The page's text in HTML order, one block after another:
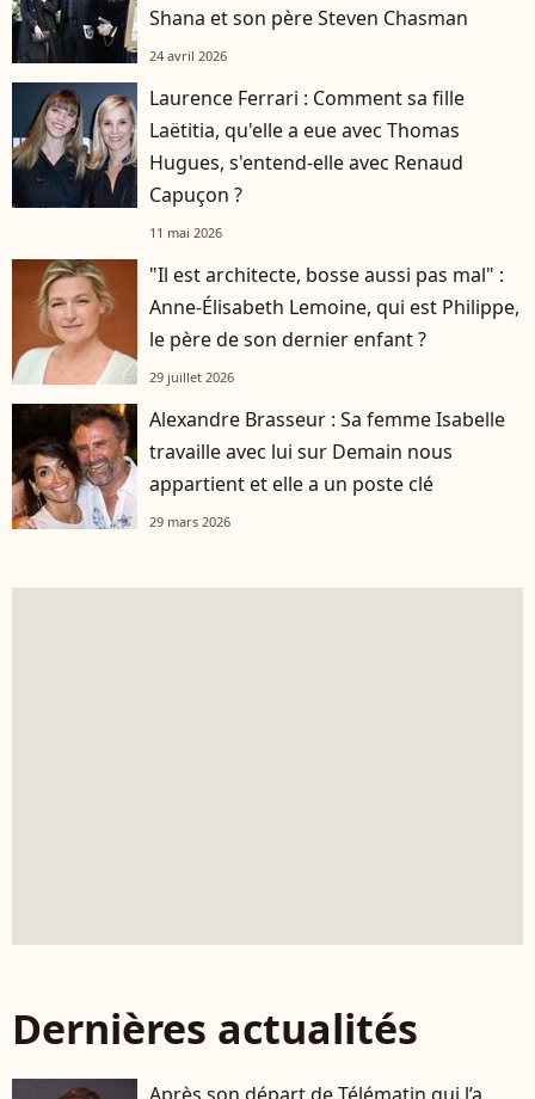
Shana et son père Steven Chasman
24 avril 2026
Laurence Ferrari : Comment sa fille
Laëtitia, qu'elle a eue avec Thomas
Hugues, s'entend-elle avec Renaud
Capuçon ?
11 mai 2026
"Il est architecte, bosse aussi pas mal" :
Anne-Élisabeth Lemoine, qui est Philippe,
le père de son dernier enfant ?
29 juillet 2026
Alexandre Brasseur : Sa femme Isabelle
travaille avec lui sur Demain nous
appartient et elle a un poste clé
29 mars 2026
Dernières actualités
Après son départ de Télématin qui l’a